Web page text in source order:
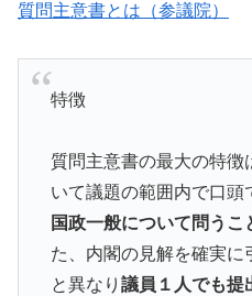
質問主意書とは（参議院）
特徴
質問主意書の最大の特徴
いて議題の範囲内で口頭
国政一般について問うこ
た、内閣の見解を確実に
と異なり 議員１人でも提